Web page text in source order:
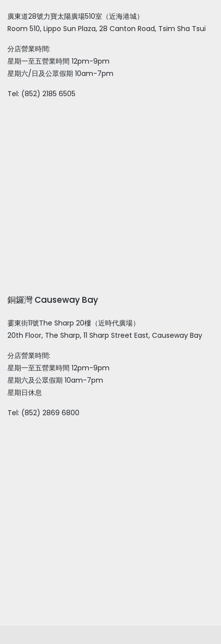
廣東道28號力寶太陽廣場510室（近海港城）
Room 510, Lippo Sun Plaza, 28 Canton Road, Tsim Sha Tsui
分店營業時間:
星期一至五營業時間 12pm-9pm
星期六/日及公眾假期 10am-7pm
Tel: (852) 2185 6505
銅鑼灣 Causeway Bay
霎東街11號The Sharp 20樓（近時代廣場）
20th Floor, The Sharp, 11 Sharp Street East, Causeway Bay
分店營業時間:
星期一至五營業時間 12pm-9pm
星期六及公眾假期 10am-7pm
星期日休息
Tel: (852) 2869 6800